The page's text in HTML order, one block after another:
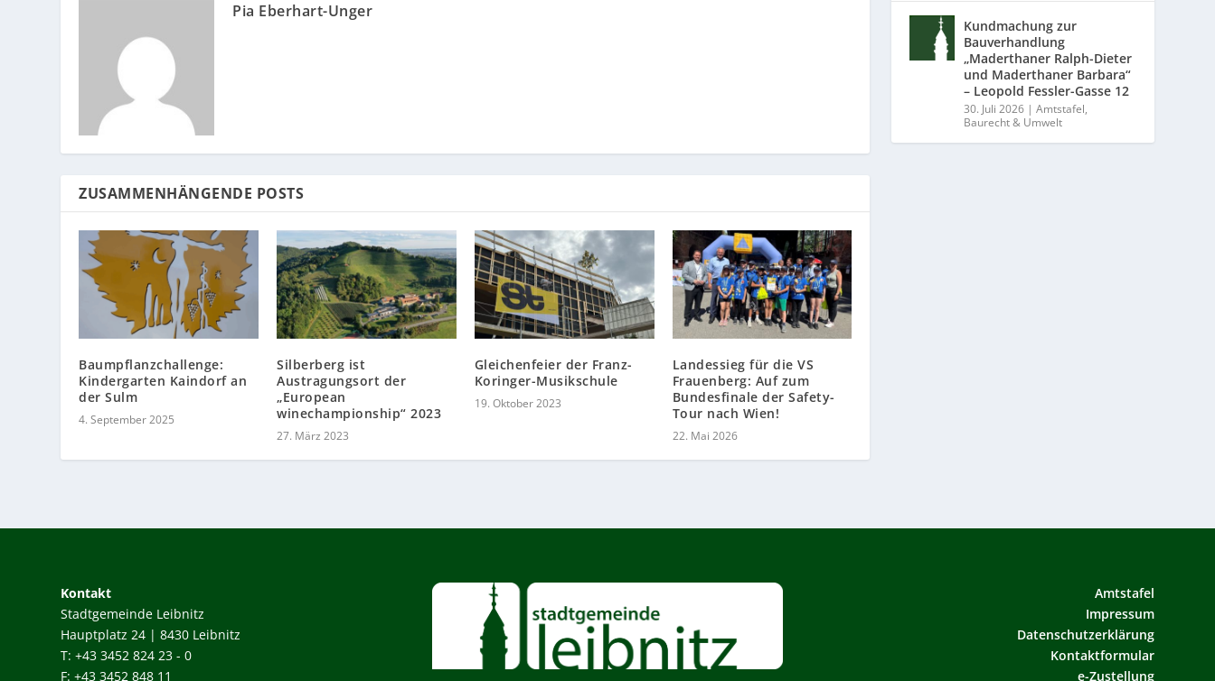
Pia Eberhart-Unger
ZUSAMMENHÄNGENDE POSTS
Baumpflanzchallenge:
Kindergarten Kaindorf an
der Sulm
4. September 2025
Silberberg ist
Austragungsort der
„European
winechampionship“ 2023
27. März 2023
Gleichenfeier der Franz-
Koringer-Musikschule
19. Oktober 2023
Landessieg für die VS
Frauenberg: Auf zum
Bundesfinale der Safety-
Tour nach Wien!
22. Mai 2026
Kundmachung zur
Bauverhandlung
„Maderthaner Ralph-Dieter
und Maderthaner Barbara“
– Leopold Fessler-Gasse 12
30. Juli 2026 |Amtstafel,
Baurecht & Umwelt
Kontakt
Stadtgemeinde Leibnitz
Hauptplatz 24 | 8430 Leibnitz
T: +43 3452 824 23 - 0
F: +43 3452 848 11
Amtstafel
Impressum
Datenschutzerklärung
Kontaktformular
e-Zustellung